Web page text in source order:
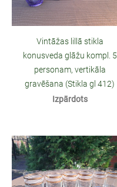
Vintāžas lillā stikla
konusveda glāžu kompl. 5
personam, vertikāla
gravēšana (Stikla gl 412)
Izpārdots